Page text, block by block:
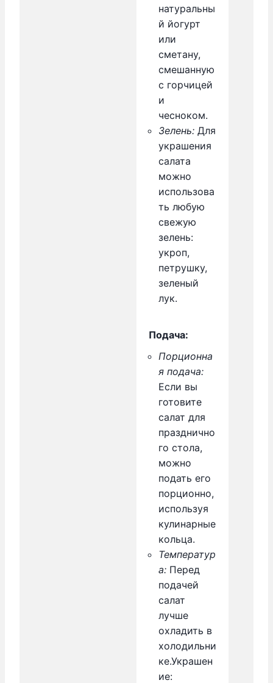
натуральны
й йогурт
или
сметану,
смешанную
с горчицей
и
чесноком.
Зелень: Для
украшения
салата
можно
использова
ть любую
свежую
зелень:
укроп,
петрушку,
зеленый
лук.
Подача:
Порционна
я подача:
Если вы
готовите
салат для
празднично
го стола,
можно
подать его
порционно,
используя
кулинарные
кольца.
Температур
а: Перед
подачей
салат
лучше
охладить в
холодильни
ке.Украшен
ие: